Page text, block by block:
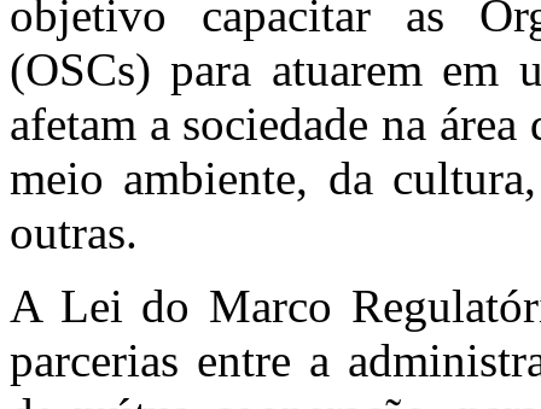
objetivo capacitar as
(OSCs) para atuarem em
afetam a sociedade na
meio ambiente, da
outras.
A Lei do Marco
parcerias entre a